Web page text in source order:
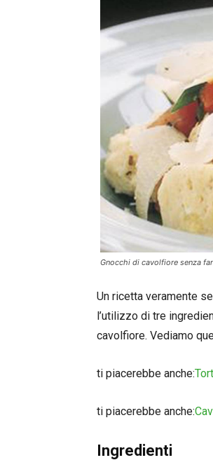
Gnocchi di cavolfiore senza
Un ricetta veramente
l’utilizzo di tre
cavolfiore. Vediamo
ti piacerebbe anche:
ti piacerebbe anche:
Ingredienti